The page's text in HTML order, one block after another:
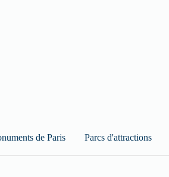
de Paris Parcs d'attractions